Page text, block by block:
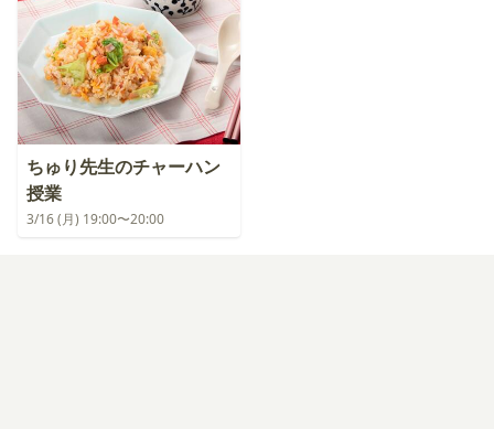
ちゅり先生のチャーハン
授業
3/16 (月) 19:00〜20:00